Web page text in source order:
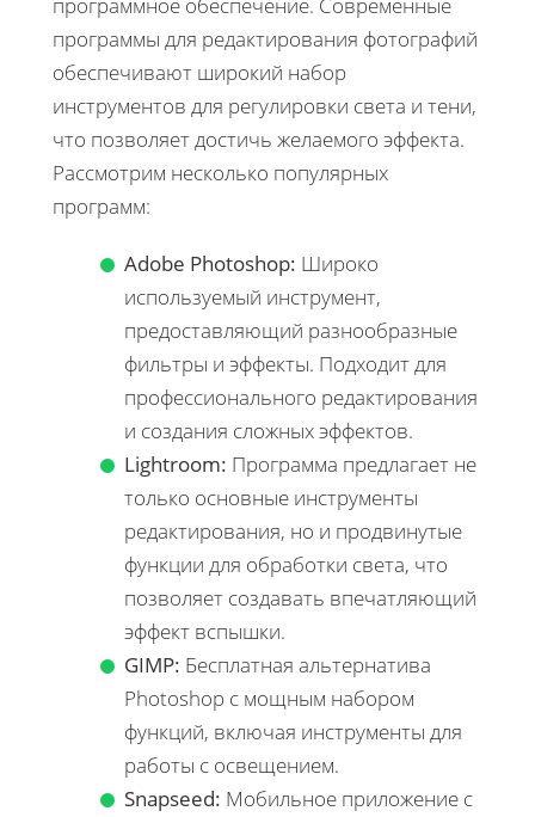
программы для редактирования фотографий
обеспечивают широкий набор
инструментов для регулировки света и тени,
что позволяет достичь желаемого эффекта.
Рассмотрим несколько популярных
программ:
Adobe Photoshop: Широко
используемый инструмент,
предоставляющий разнообразные
фильтры и эффекты. Подходит для
профессионального редактирования
и создания сложных эффектов.
Lightroom: Программа предлагает не
только основные инструменты
редактирования, но и продвинутые
функции для обработки света, что
позволяет создавать впечатляющий
эффект вспышки.
GIMP: Бесплатная альтернатива
Photoshop с мощным набором
функций, включая инструменты для
работы с освещением.
Snapseed: Мобильное приложение с